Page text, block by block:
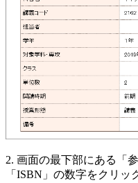
2. 画面の最下部にある「
「ISBN」の数字をクリッ